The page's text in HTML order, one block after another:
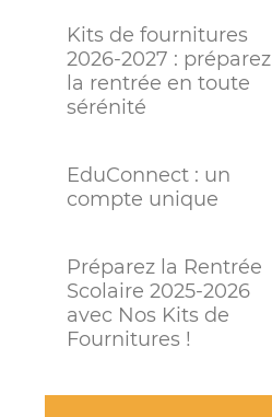
Kits de fournitures
2026-2027 : préparez
la rentrée en toute
sérénité
EduConnect : un
compte unique
Préparez la Rentrée
Scolaire 2025-2026
avec Nos Kits de
Fournitures !